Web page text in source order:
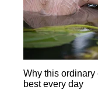
Why this ordinary
best every day